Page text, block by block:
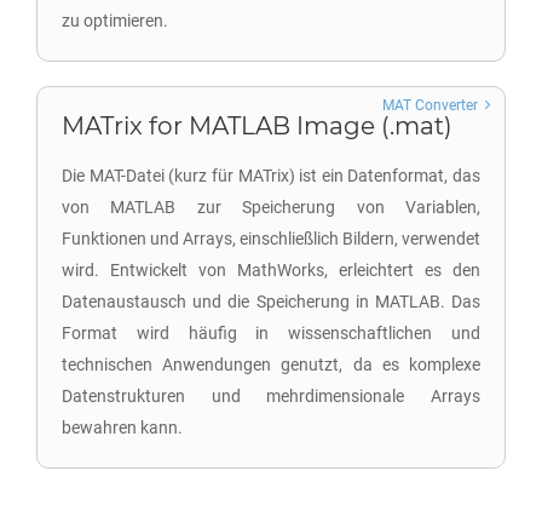
zu optimieren.
MATrix for MATLAB Image (.mat)
Die MAT-Datei (kurz für MATrix) ist ein Datenformat, das
von MATLAB zur Speicherung von Variablen,
Funktionen und Arrays, einschließlich Bildern, verwendet
wird. Entwickelt von MathWorks, erleichtert es den
Datenaustausch und die Speicherung in MATLAB. Das
Format wird häufig in wissenschaftlichen und
technischen Anwendungen genutzt, da es komplexe
Datenstrukturen und mehrdimensionale Arrays
bewahren kann.
MAT Converter